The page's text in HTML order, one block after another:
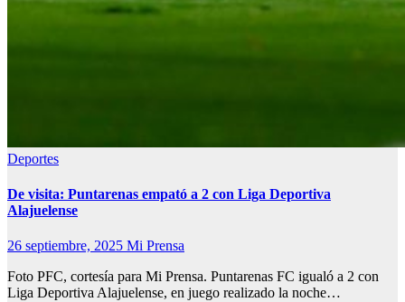
Deportes
De visita: Puntarenas empató a 2 con Liga Deportiva
Alajuelense
26 septiembre, 2025 Mi Prensa
Foto PFC, cortesía para Mi Prensa. Puntarenas FC igualó a 2 con
Liga Deportiva Alajuelense, en juego realizado la noche…